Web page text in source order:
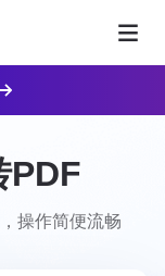
PDF
操作简便流畅